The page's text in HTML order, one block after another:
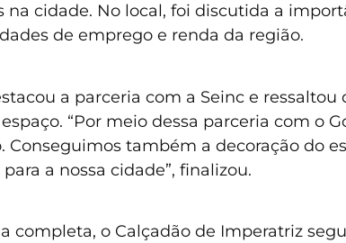
cidade. No local, foi discutida a
de emprego e renda da região.
a parceria com a Seinc e
“Por meio dessa parceria com o
Conseguimos também a decoração do
a nossa cidade”, finalizou.
completa, o Calçadão de Imperatriz